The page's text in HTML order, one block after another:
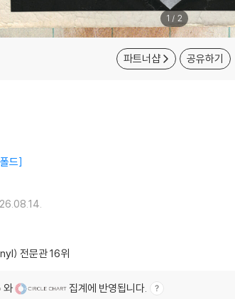
1 / 2
파트너샵 공유하기
드
전문관16위
와 집계에 반영됩니다.